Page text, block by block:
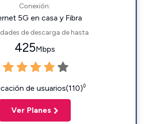
Conexión:
5G en casa y Fibra
de descarga de hasta
425Mbps
de usuarios(110)◊
Ver Planes